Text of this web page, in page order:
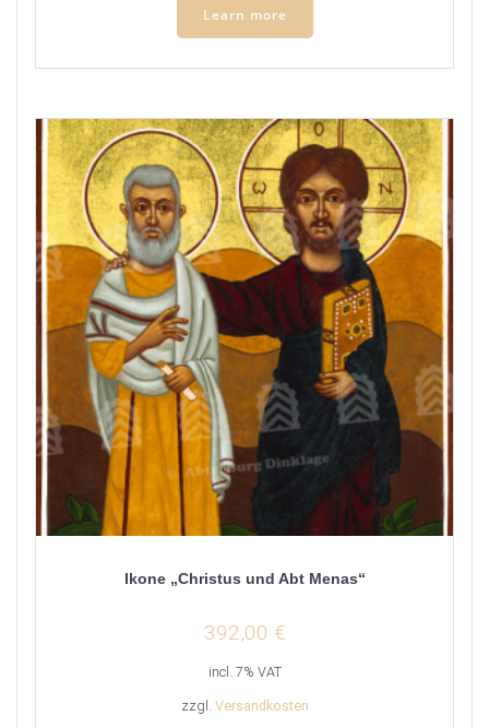
Learn more
Ikone „Christus und Abt Menas“
392,00 €
incl. 7% VAT
zzgl. Versandkosten